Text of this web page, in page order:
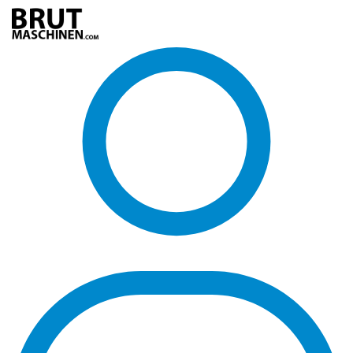
Direkt
zum
Inhalt